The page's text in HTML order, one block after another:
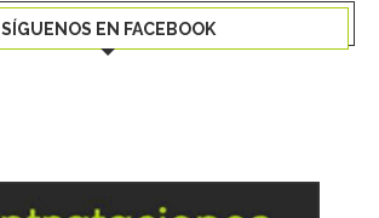
SÍGUENOS EN FACEBOOK